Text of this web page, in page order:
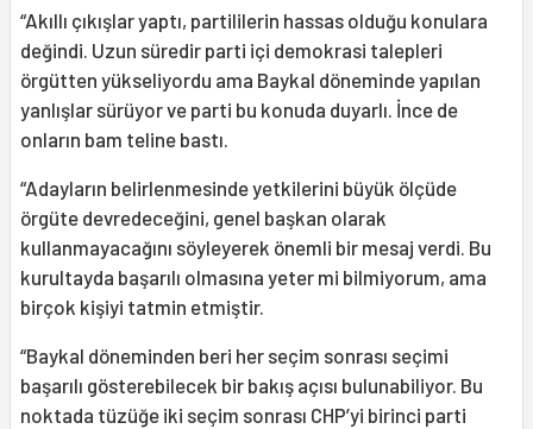
“Akıllı çıkışlar yaptı, partililerin hassas olduğu konulara
değindi. Uzun süredir parti içi demokrasi talepleri
örgütten yükseliyordu ama Baykal döneminde yapılan
yanlışlar sürüyor ve parti bu konuda duyarlı. İnce de
onların bam teline bastı.
“Adayların belirlenmesinde yetkilerini büyük ölçüde
örgüte devredeceğini, genel başkan olarak
kullanmayacağını söyleyerek önemli bir mesaj verdi. Bu
kurultayda başarılı olmasına yeter mi bilmiyorum, ama
birçok kişiyi tatmin etmiştir.
“Baykal döneminden beri her seçim sonrası seçimi
başarılı gösterebilecek bir bakış açısı bulunabiliyor. Bu
noktada tüzüğe iki seçim sonrası CHP’yi birinci parti